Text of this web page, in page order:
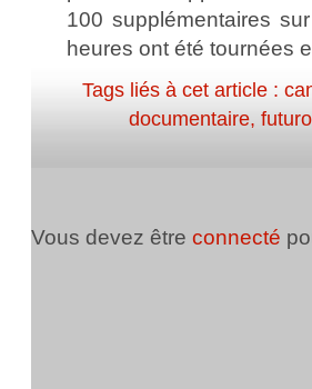
100 supplémentaires
heures ont été tournées
Tags liés à cet article :
documentaire,
Vous devez être connecté